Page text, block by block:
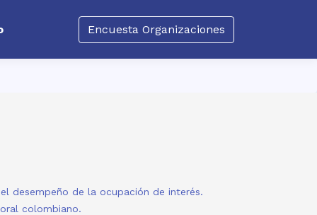
Encuesta Organizaciones
desempeño de la ocupación de interés.
colombiano.